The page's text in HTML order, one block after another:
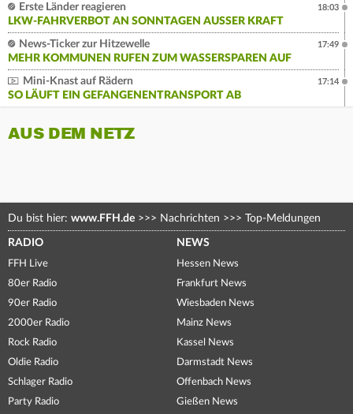
Erste Länder reagieren
LKW-FAHRVERBOT AN SONNTAGEN AUSSER KRAFT
18:03
News-Ticker zur Hitzewelle
MEHR KOMMUNEN RUFEN ZUM WASSERSPAREN AUF
17:49
Mini-Knast auf Rädern
SO LÄUFT EIN GEFANGENENTRANSPORT AB
17:14
AUS DEM NETZ
Du bist hier: www.FFH.de >>> Nachrichten >>> Top-Meldungen
RADIO
FFH Live
80er Radio
90er Radio
2000er Radio
Rock Radio
Oldie Radio
Schlager Radio
Party Radio
NEWS
Hessen News
Frankfurt News
Wiesbaden News
Mainz News
Kassel News
Darmstadt News
Offenbach News
Gießen News